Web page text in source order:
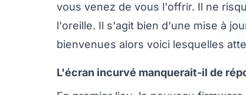
vous venez de vous l'offrir. Il ne
l'oreille. Il s'agit bien d'une mise à
bienvenues alors voici lesquelles
L'écran incurvé manquerait-il de